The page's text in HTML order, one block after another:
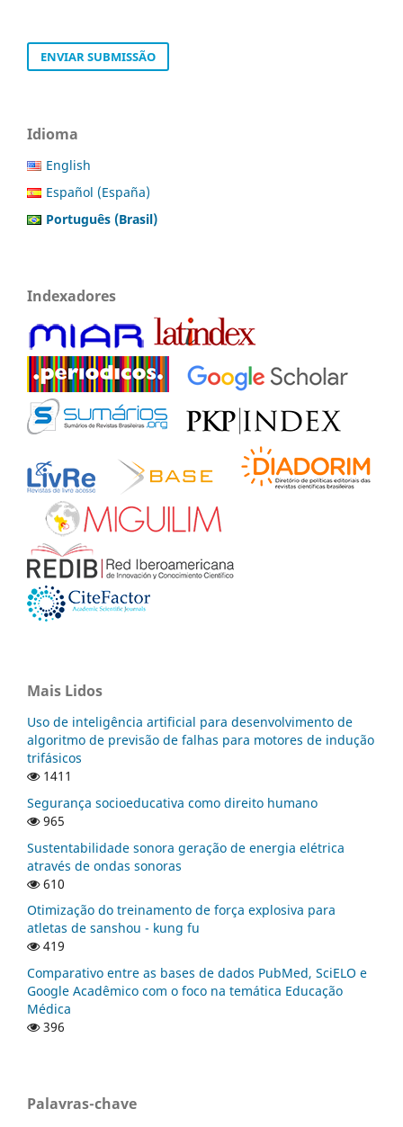
ENVIAR SUBMISSÃO
Idioma
English
Español (España)
Português (Brasil)
Indexadores
Mais Lidos
Uso de inteligência artificial para desenvolvimento de
algoritmo de previsão de falhas para motores de indução
trifásicos
1411
Segurança socioeducativa como direito humano
965
Sustentabilidade sonora geração de energia elétrica
através de ondas sonoras
610
Otimização do treinamento de força explosiva para
atletas de sanshou - kung fu
419
Comparativo entre as bases de dados PubMed, SciELO e
Google Acadêmico com o foco na temática Educação
Médica
396
Palavras-chave